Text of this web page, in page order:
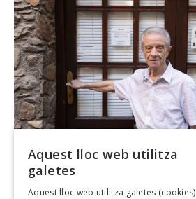
Aquest lloc web utilitza
galetes
Aquest lloc web utilitza galetes (cookies)